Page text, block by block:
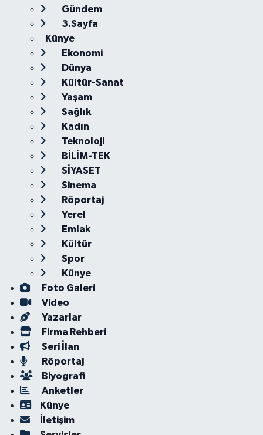
Gündem
3.Sayfa
Künye
Ekonomi
Dünya
Kültür-Sanat
Yaşam
Sağlık
Kadın
Teknoloji
BİLİM-TEK
SİYASET
Sinema
Röportaj
Yerel
Emlak
Kültür
Spor
Künye
Foto Galeri
Video
Yazarlar
Firma Rehberi
Seri İlan
Röportaj
Biyografi
Anketler
Künye
İletişim